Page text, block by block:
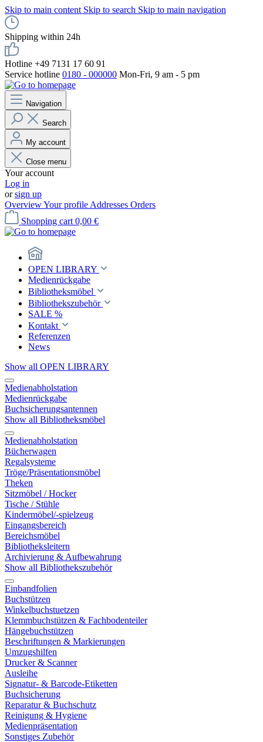
Skip to main content Skip to search Skip to main navigation
Shipping within 24h
Hotline +49 7131 17 60 91
Service hotline 0180 - 000000 Mon-Fri, 9 am - 5 pm
Navigation
Search
My account
Close menu
Your account
Log in
orsign up
OverviewYour profile Addresses Orders
Shopping cart 0,00 €
OPEN LIBRARY
Medienrückgabe
Bibliotheksmöbel
Bibliothekszubehör
SALE %
Kontakt
Referenzen
News
Show all OPEN LIBRARY
Medienabholstation
Medienrückgabe
Buchsicherungsantennen
Show all Bibliotheksmöbel
Medienabholstation
Bücherwagen
Regalsysteme
Tröge/Präsentationsmöbel
Theken
Sitzmöbel / Hocker
Tische / Stühle
Kindermöbel/-spielzeug
Eingangsbereich
Bereichsmöbel
Bibliotheksleitern
Archivierung & Aufbewahrung
Show all Bibliothekszubehör
Einbandfolien
Buchstützen
Winkelbuchstuetzen
Klemmbuchstützen & Fachbodenteiler
Hängebuchstützen
Beschriftungen & Markierungen
Umzugshilfen
Drucker & Scanner
Ausleihe
Signatur- & Barcode-Etiketten
Buchsicherung
Reparatur & Buchschutz
Reinigung & Hygiene
Medienpräsentation
Sonstiges Zubehör